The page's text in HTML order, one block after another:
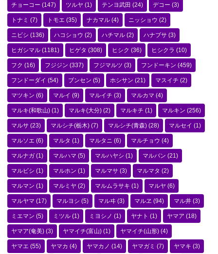
チョーコー (147) ツルヤ (1) テンヨ武田 (24) デコー (3)
トナミ (7) トモエ (35) ナカマル (4) ニッショウ (2)
ニビシ (136) ハコショウ (2) ハチマル (2) ハナブサ (3)
ヒガシマル (1181) ヒゲタ (308) ヒシク (36) ヒシクラ (10)
フク (16) フジジン (337) フジマルツ (3) フンドーキン (459)
フンドーダイ (54) ブンセン (5) ホシサン (21) マスイチ (2)
マツキン (6) マルイ (9) マルイチ (3) マルカマ (4)
マルキ(和歌山) (1) マルキ(大分) (2) マルキチ (1) マルキン (256)
マルサ (23) マルシチ(栃木) (7) マルシチ(青森) (28) マルセイ (1)
マルソエ (6) マルタ (1) マルタニ (6) マルチョウ (4)
マルナガ (1) マルハマ (5) マルハヤシ (1) マルバン (21)
マルビシ (1) マルホン (1) マルマサ (3) マルマタ (2)
マルマン (1) マルミヤ (2) マルムラサキ (1) マルヤ (6)
マルヤマ (17) マルヨシ (5) マルヰ (3) マルヱ (94) マル井 (3)
ミエマン (5) ミツル (1) ミヨシノ (1) ヤナト (1) ヤマア (18)
ヤマア(奄美) (3) ヤマイチ(富山) (1) ヤマイチ(山形) (4)
ヤマエ (55) ヤマカ (4) ヤマカノ (14) ヤマガミ (7) ヤマキ (3)